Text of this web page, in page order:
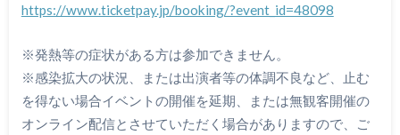
https://www.ticketpay.jp/booking/?event_id=48098
※発熱等の症状がある方は参加できません。
※感染拡大の状況、または出演者等の体調不良など、止む
を得ない場合イベントの開催を延期、または無観客開催の
オンライン配信とさせていただく場合がありますので、ご